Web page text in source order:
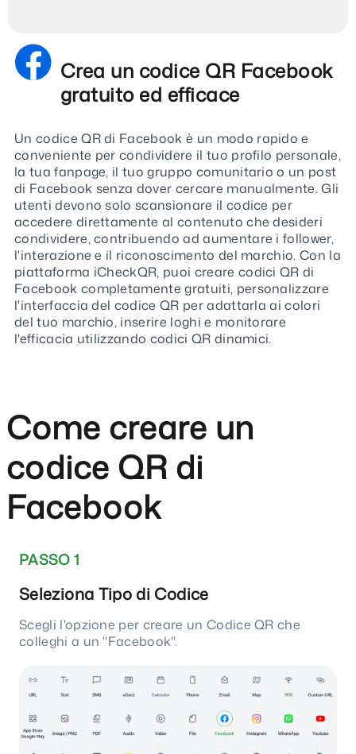
Crea un codice QR Facebook
gratuito ed efficace
Un codice QR di Facebook è un modo rapido e
conveniente per condividere il tuo profilo personale,
la tua fanpage, il tuo gruppo comunitario o un post
di Facebook senza dover cercare manualmente. Gli
utenti devono solo scansionare il codice per
accedere direttamente al contenuto che desideri
condividere, contribuendo ad aumentare i follower,
l'interazione e il riconoscimento del marchio. Con la
piattaforma iCheckQR, puoi creare codici QR di
Facebook completamente gratuiti, personalizzare
l'interfaccia del codice QR per adattarla ai colori
del tuo marchio, inserire loghi e monitorare
l'efficacia utilizzando codici QR dinamici.
Come creare un
codice QR di
Facebook
PASSO 1
Seleziona Tipo di Codice
Scegli l'opzione per creare un Codice QR che
colleghi a un "Facebook".